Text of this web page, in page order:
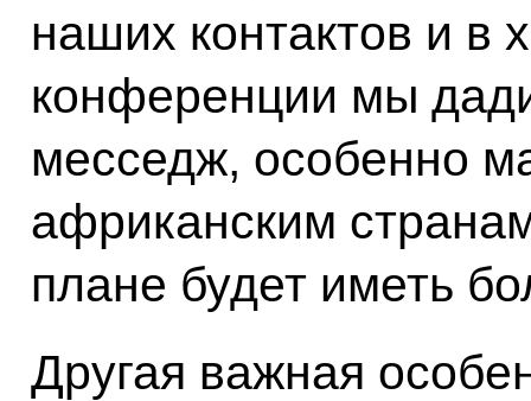
наших контактов и в
конференции мы
месседж, особенно
африканским
плане будет иметь
Другая важная